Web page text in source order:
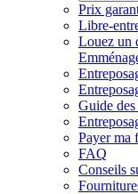
Prix
Libre-
Louez un
Guide
Payer ma
FAQ
Conseils